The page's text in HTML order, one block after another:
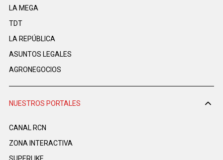
LA MEGA
TDT
LA REPÚBLICA
ASUNTOS LEGALES
AGRONEGOCIOS
NUESTROS PORTALES
CANAL RCN
ZONA INTERACTIVA